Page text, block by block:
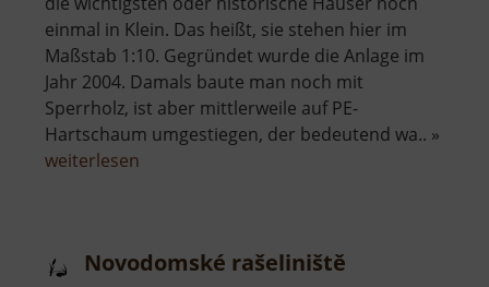
einmal in Klein. Das heißt, sie stehen hier im
Maßstab 1:10. Gegründet wurde die Anlage im
Jahr 2004. Damals baute man noch mit
Sperrholz, ist aber mittlerweile auf PE-
Hartschaum umgestiegen, der bedeutend wa.. »
weiterlesen
Novodomské rašeliniště